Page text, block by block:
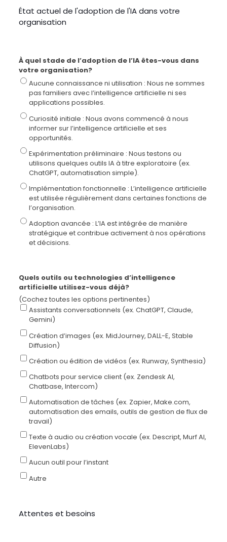
État actuel de l'adoption de l'IA dans votre
organisation
À quel stade de l’adoption de l’IA êtes-vous dans
votre organisation?
Aucune connaissance ni utilisation : Nous ne sommes
pas familiers avec l’intelligence artificielle ni ses
applications possibles.
Curiosité initiale : Nous avons commencé à nous
informer sur l’intelligence artificielle et ses
opportunités.
Expérimentation préliminaire : Nous testons ou
utilisons quelques outils IA à titre exploratoire (ex.
ChatGPT, automatisation simple).
Implémentation fonctionnelle : L’intelligence artificielle
est utilisée régulièrement dans certaines fonctions de
l’organisation.
Adoption avancée : L’IA est intégrée de manière
stratégique et contribue activement à nos opérations
et décisions.
Quels outils ou technologies d’intelligence
artificielle utilisez-vous déjà?
(Cochez toutes les options pertinentes)
Assistants conversationnels (ex. ChatGPT, Claude,
Gemini)
Création d’images (ex. MidJourney, DALL-E, Stable
Diffusion)
Création ou édition de vidéos (ex. Runway, Synthesia)
Chatbots pour service client (ex. Zendesk AI,
Chatbase, Intercom)
Automatisation de tâches (ex. Zapier, Make.com,
automatisation des emails, outils de gestion de flux de
travail)
Texte à audio ou création vocale (ex. Descript, Murf AI,
ElevenLabs)
Aucun outil pour l’instant
Autre
Attentes et besoins